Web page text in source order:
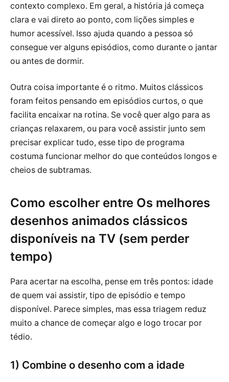
contexto complexo. Em geral, a história já começa
clara e vai direto ao ponto, com lições simples e
humor acessível. Isso ajuda quando a pessoa só
consegue ver alguns episódios, como durante o jantar
ou antes de dormir.
Outra coisa importante é o ritmo. Muitos clássicos
foram feitos pensando em episódios curtos, o que
facilita encaixar na rotina. Se você quer algo para as
crianças relaxarem, ou para você assistir junto sem
precisar explicar tudo, esse tipo de programa
costuma funcionar melhor do que conteúdos longos e
cheios de subtramas.
Como escolher entre Os melhores
desenhos animados clássicos
disponíveis na TV (sem perder
tempo)
Para acertar na escolha, pense em três pontos: idade
de quem vai assistir, tipo de episódio e tempo
disponível. Parece simples, mas essa triagem reduz
muito a chance de começar algo e logo trocar por
tédio.
1) Combine o desenho com a idade